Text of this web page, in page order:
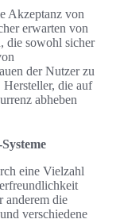
Akzeptanz von
erwarten von
die sowohl sicher
der Nutzer zu
die auf
abheben
eine Vielzahl
anderem die
verschiedene